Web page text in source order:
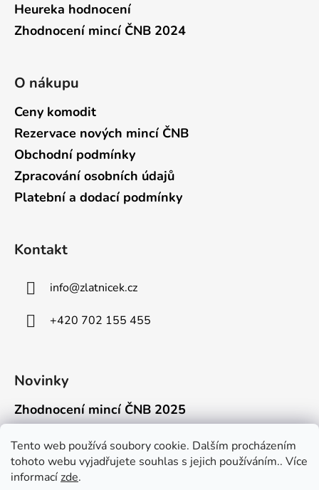
Tento web používá soubory cookie. Dalším procházením
tohoto webu vyjadřujete souhlas s jejich používáním.. Více
informacízde.
Heureka hodnocení
Zhodnocení mincí ČNB 2024
O nákupu
Ceny komodit
Rezervace nových mincí ČNB
Obchodní podmínky
Zpracování osobních údajů
Platební a dodací podmínky
Kontakt
info@zlatnicek.cz
+420 702 155 455
Novinky
Zhodnocení mincí ČNB 2025
Připravili jsme pro vás jednoduchý a př...
Mýty o přepravě zlatých mincí mimo EU